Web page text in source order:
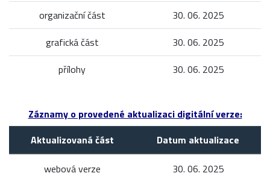
organizační část
30. 06. 2025
grafická část
30. 06. 2025
přílohy
30. 06. 2025
Záznamy o provedené aktualizaci digitální verze:
Aktualizovaná část
Datum aktualizace
webová verze
30. 06. 2025